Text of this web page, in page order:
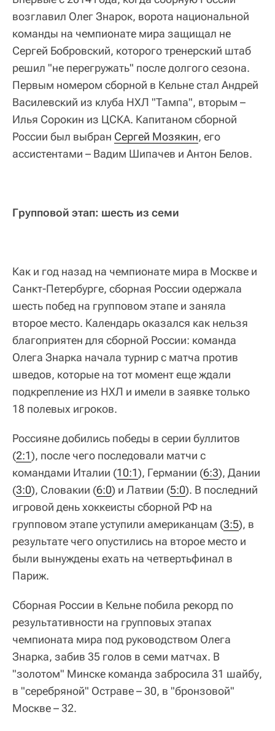
возглавил Олег Знарок, ворота национальной
команды на чемпионате мира защищал не
Сергей Бобровский, которого тренерский штаб
решил "не перегружать" после долгого сезона.
Первым номером сборной в Кельне стал Андрей
Василевский из клуба НХЛ "Тампа", вторым –
Илья Сорокин из ЦСКА. Капитаном сборной
России был выбран Сергей Мозякин, его
ассистентами – Вадим Шипачев и Антон Белов.
Групповой этап: шесть из семи
Как и год назад на чемпионате мира в Москве и
Санкт-Петербурге, сборная России одержала
шесть побед на групповом этапе и заняла
второе место. Календарь оказался как нельзя
благоприятен для сборной России: команда
Олега Знарка начала турнир с матча против
шведов, которые на тот момент еще ждали
подкрепление из НХЛ и имели в заявке только
18 полевых игроков.
Россияне добились победы в серии буллитов
(2:1), после чего последовали матчи с
командами Италии (10:1), Германии (6:3), Дании
(3:0), Словакии (6:0) и Латвии (5:0). В последний
игровой день хоккеисты сборной РФ на
групповом этапе уступили американцам (3:5), в
результате чего опустились на второе место и
были вынуждены ехать на четвертьфинал в
Париж.
Сборная России в Кельне побила рекорд по
результативности на групповых этапах
чемпионата мира под руководством Олега
Знарка, забив 35 голов в семи матчах. В
"золотом" Минске команда забросила 31 шайбу,
в "серебряной" Остраве – 30, в "бронзовой"
Москве – 32.